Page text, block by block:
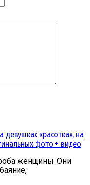
девушках красотках, на
фото + видео
женщины. Они